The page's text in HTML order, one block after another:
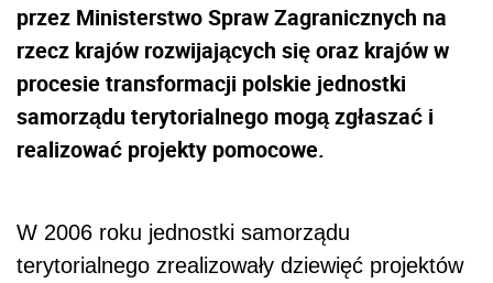
przez Ministerstwo Spraw Zagranicznych na
rzecz krajów rozwijających się oraz krajów w
procesie transformacji polskie jednostki
samorządu terytorialnego mogą zgłaszać i
realizować projekty pomocowe.
W 2006 roku jednostki samorządu
terytorialnego zrealizowały dziewięć projektów